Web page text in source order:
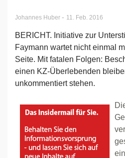
Johannes Huber - 11. Feb. 2016
BERICHT. Initiative zur
Faymann wartet nicht einmal
Seite. Mit fatalen Folgen:
einen KZ-Überlebenden
unkommentiert stehen.